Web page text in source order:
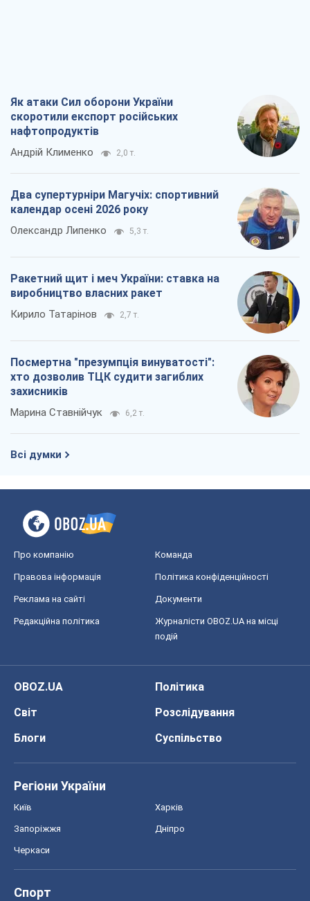
Як атаки Сил оборони України
скоротили експорт російських
нафтопродуктів
Андрій Клименко 2,0 т.
Два супертурніри Магучіх: спортивний
календар осені 2026 року
Олександр Липенко 5,3 т.
Ракетний щит і меч України: ставка на
виробництво власних ракет
Кирило Татарінов 2,7 т.
Посмертна "презумпція винуватості":
хто дозволив ТЦК судити загиблих
захисників
Марина Ставнійчук 6,2 т.
Всі думки
Про компанію Команда
Правова інформація Політика конфіденційності
Реклама на сайті Документи
Редакційна політика
Журналісти OBOZ.UA на місці
подій
OBOZ.UA
Політика
Світ
Розслідування
Блоги
Суспільство
Регіони України
Київ Харків
Запоріжжя Дніпро
Черкаси
Спорт